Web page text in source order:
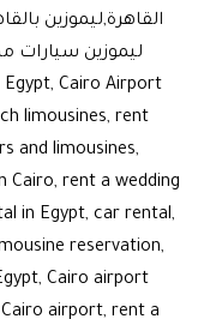
القاهرة,ليموزين
Cairo Airport
limousines, rent
and limousines,
Cairo, rent a wedding
in Egypt, car rental,
reservation,
Cairo airport
airport, rent a